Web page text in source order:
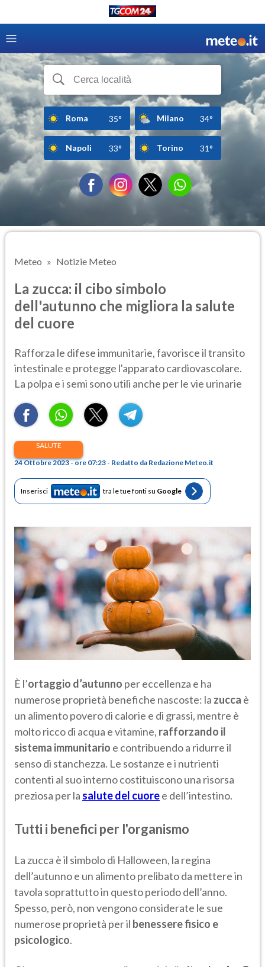
Roma 35° Milano 34°
Napoli 33° Torino 31°
Meteo Notizie Meteo
La zucca: il cibo simbolo
dell'autunno che migliora la salute
del cuore
Rafforza le difese immunitarie, favorisce il transito
intestinale e protegge l'apparato cardiovascolare.
La polpa e i semi sono utili anche per le vie urinarie
SALUTE
24 Ottobre 2023 - ore 07:23 - Redatto da Redazione Meteo.it
Inserisci tra le tue fonti su Google
È l’ortaggio d’autunno per eccellenza e ha
numerose proprietà benefiche nascoste: la zucca è
un alimento povero di calorie e di grassi, mentre è
molto ricco di acqua e vitamine, rafforzando il
sistema immunitario e contribuendo a ridurre il
senso di stanchezza. Le sostanze e i nutrienti
contenti al suo interno costituiscono una risorsa
preziosa per la salute del cuoree dell’intestino.
Tutti i benefici per l'organismo
La zucca è il simbolo di Halloween, la regina
dell’autunno e un alimento prelibato da mettere in
tavola soprattutto in questo periodo dell’anno.
Spesso, però, non vengono considerate le sue
numerose proprietà per il benessere fisico e
psicologico.